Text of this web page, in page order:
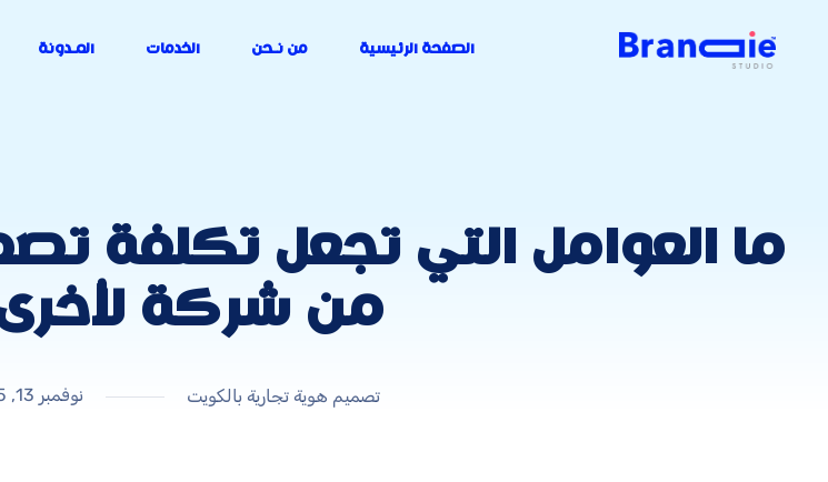
الصفحة الرئيسية من نـحن الخدمات المـدونة
ما العوامل التي تجعل تكلفة
من شركة
تصميم هوية تجارية بالكويت نوفمبر 13, 2025